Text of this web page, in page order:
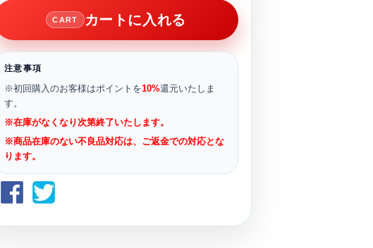
CART カートに入れる
注意事項
※初回購入のお客様はポイントを10%還元いたしま
す。
※在庫がなくなり次第終了いたします。
※商品在庫のない不良品対応は、ご返金での対応とな
ります。